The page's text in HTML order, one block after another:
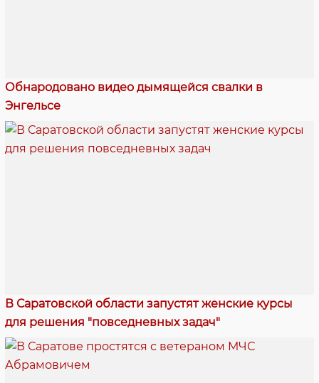
Обнародовано видео дымящейся свалки в
Энгельсе
В Саратовской области запустят женские курсы
для решения "повседневных задач"